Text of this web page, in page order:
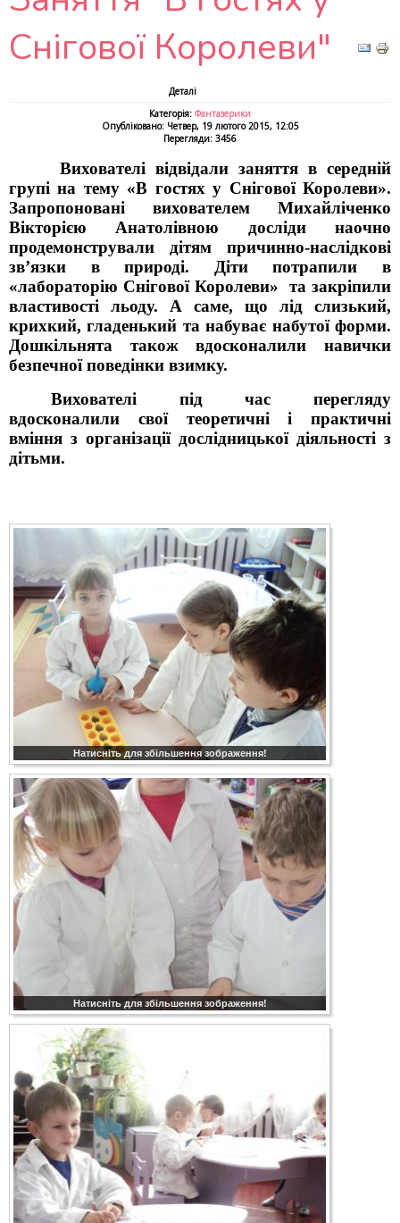
Снігової Королеви"
Деталі
Категорія: Фантазерики
Опубліковано: Четвер, 19 лютого 2015, 12:05
Перегляди: 3456
Вихователівідвідализаняття в середній
групі на тему «В гостях у Снігової Королеви».
Запропоновані вихователем Михайліченко
Вікторією Анатолівною досліди наочно
продемонстрували дітям причинно-наслідкові
зв’язки в природі. Діти потрапили в
«лабораторію Снігової Королеви» та закріпили
властивості льоду. А саме, що лід слизький,
крихкий, гладенький та набуває набутої форми.
Дошкільнята також вдосконалили навички
безпечної поведінки взимку.
Вихователі під час перегляду
вдосконалили свої теоретичні і практичні
вміння з організації дослідницької діяльності з
дітьми.
Натисніть для збільшення зображення!
Натисніть для збільшення зображення!